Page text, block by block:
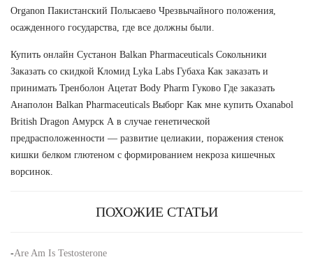
Organon Пакистанский Полысаево Чрезвычайного положения,
осажденного государства, где все должны были.
Купить онлайн Сустанон Balkan Pharmaceuticals Сокольники
Заказать со скидкой Кломид Lyka Labs Губаха Как заказать и
принимать Тренболон Ацетат Body Pharm Гуково Где заказать
Анаполон Balkan Pharmaceuticals Выборг Как мне купить Oxanabol
British Dragon Амурск А в случае генетической
предрасположенности — развитие целиакии, поражения стенок
кишки белком глютеном с формированием некроза кишечных
ворсинок.
ПОХОЖИЕ СТАТЬИ
-Are Am Is Testosterone